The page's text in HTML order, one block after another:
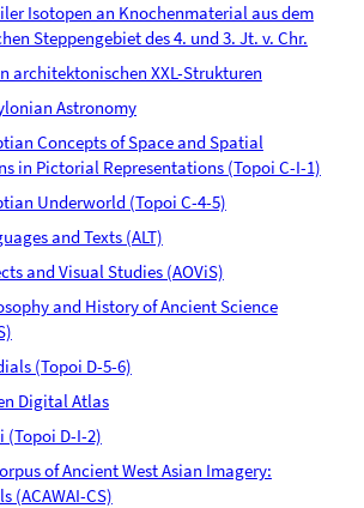
Isotopen an Knochenmaterial aus dem
Steppengebiet des 4. und 3. Jt. v. Chr.
architektonischen XXL-Strukturen
Astronomy
Concepts of Space and Spatial
in Pictorial Representations (Topoi C-I-1)
Underworld (Topoi C-4-5)
and Texts (ALT)
and Visual Studies (AOViS)
and History of Ancient Science
(Topoi D-5-6)
Digital Atlas
(Topoi D-I-2)
of Ancient West Asian Imagery:
(ACAWAI-CS)